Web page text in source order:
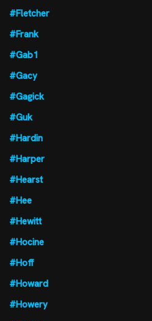
#Fletcher
#Frank
#Gab1
#Gacy
#Gagick
#Guk
#Hardin
#Harper
#Hearst
#Hee
#Hewitt
#Hocine
#Hoff
#Howard
#Howery